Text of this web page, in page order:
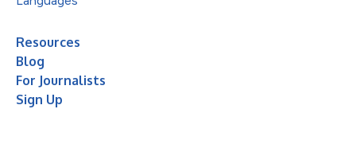
Resources
Blog
For Journalists
Sign Up